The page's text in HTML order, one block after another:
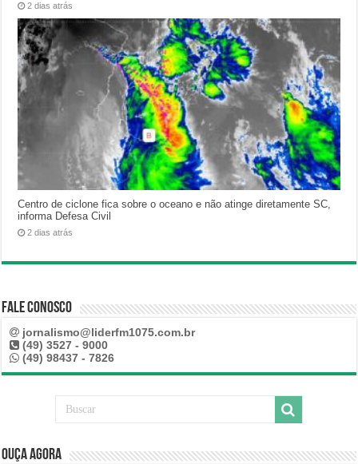
2 dias atrás
Centro de ciclone fica sobre o oceano e não atinge diretamente SC,
informa Defesa Civil
2 dias atrás
Fale Conosco
jornalismo@liderfm1075.com.br
(49) 3527 - 9000
(49) 98437 - 7826
Ouça Agora